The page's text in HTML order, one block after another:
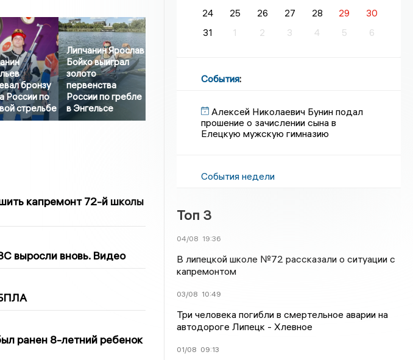
бронзу
России по
стрельбе
Липчанин Ярослав
Бойко выиграл
золото
первенства
России по гребле
в Энгельсе
капремонт 72-й школы
выросли вновь. Видео
ранен 8-летний ребенок
24
25 26 27 28 29
30
31
1 2 3 4 5 6
События:
Алексей Николаевич Бунин подал
прошение о зачислении сына в
Елецкую мужскую гимназию
События недели
Топ 3
04/08 19:36
В липецкой школе №72 рассказали о ситуации с
капремонтом
03/08 10:49
Три человека погибли в смертельное аварии на
автодороге Липецк - Хлевное
01/08 09:13